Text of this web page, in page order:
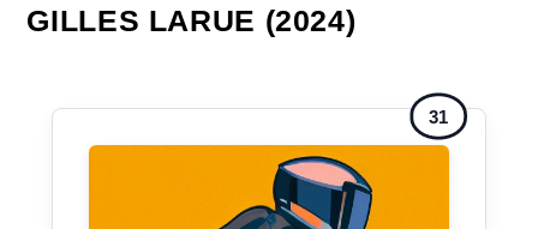
GILLES LARUE (2024)
31